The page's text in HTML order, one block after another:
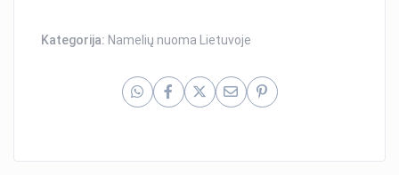
Kategorija: Namelių nuoma Lietuvoje